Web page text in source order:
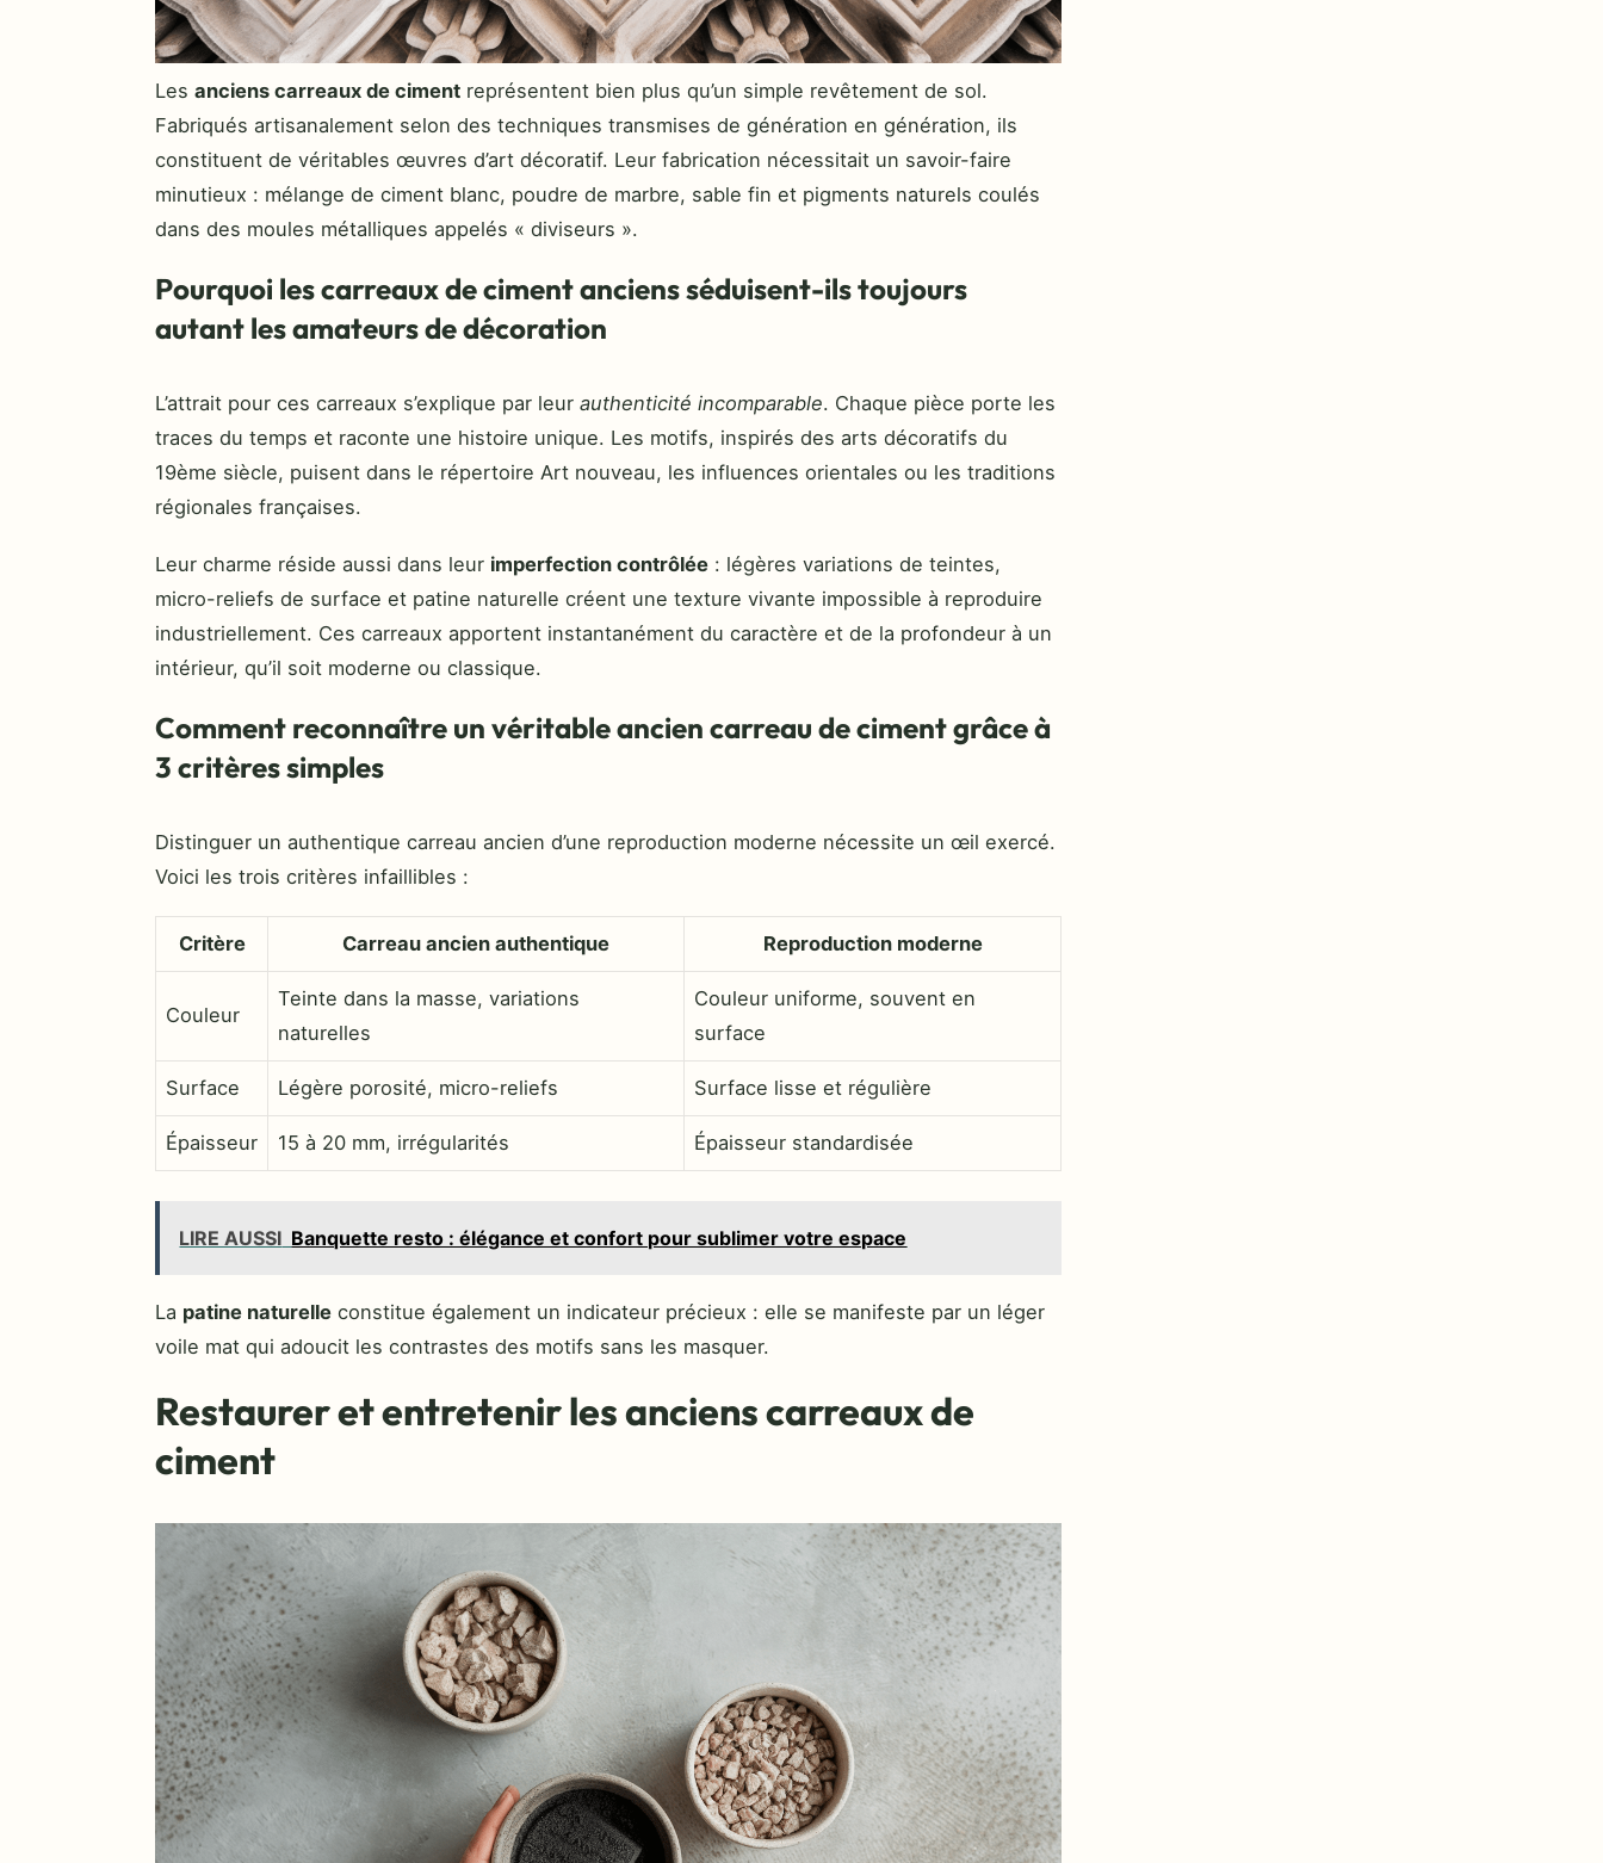
Les anciens carreaux de ciment représentent bien plus qu’un simple revêtement de sol.
Fabriqués artisanalement selon des techniques transmises de génération en génération, ils
constituent de véritables œuvres d’art décoratif. Leur fabrication nécessitait un savoir-faire
minutieux : mélange de ciment blanc, poudre de marbre, sable fin et pigments naturels coulés
dans des moules métalliques appelés « diviseurs ».
Pourquoi les carreaux de ciment anciens séduisent-ils toujours
autant les amateurs de décoration
L’attrait pour ces carreaux s’explique par leur authenticité incomparable. Chaque pièce porte les
traces du temps et raconte une histoire unique. Les motifs, inspirés des arts décoratifs du
19ème siècle, puisent dans le répertoire Art nouveau, les influences orientales ou les traditions
régionales françaises.
Leur charme réside aussi dans leur imperfection contrôlée : légères variations de teintes,
micro-reliefs de surface et patine naturelle créent une texture vivante impossible à reproduire
industriellement. Ces carreaux apportent instantanément du caractère et de la profondeur à un
intérieur, qu’il soit moderne ou classique.
Comment reconnaître un véritable ancien carreau de ciment grâce à
3 critères simples
Distinguer un authentique carreau ancien d’une reproduction moderne nécessite un œil exercé.
Voici les trois critères infaillibles :
Critère Carreau ancien authentique Reproduction moderne
Couleur
Teinte dans la masse, variations
naturelles
Couleur uniforme, souvent en
surface
Surface Légère porosité, micro-reliefs Surface lisse et régulière
Épaisseur 15 à 20 mm, irrégularités Épaisseur standardisée
LIRE AUSSI Banquette resto : élégance et confort pour sublimer votre espace
La patine naturelle constitue également un indicateur précieux : elle se manifeste par un léger
voile mat qui adoucit les contrastes des motifs sans les masquer.
Restaurer et entretenir les anciens carreaux de
ciment